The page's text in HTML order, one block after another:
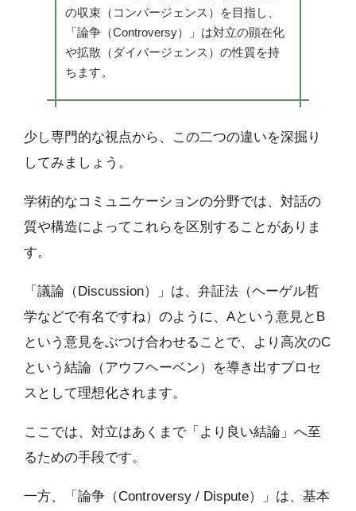
の収束（コンバージェンス）を目指し、
「論争（Controversy）」は対立の顕在化
や拡散（ダイバージェンス）の性質を持
ちます。
少し専門的な視点から、この二つの違いを深掘り
してみましょう。
学術的なコミュニケーションの分野では、対話の
質や構造によってこれらを区別することがありま
す。
「議論（Discussion）」は、弁証法（ヘーゲル哲
学などで有名ですね）のように、Aという意見とB
という意見をぶつけ合わせることで、より高次のC
という結論（アウフヘーベン）を導き出すプロセ
スとして理想化されます。
ここでは、対立はあくまで「より良い結論」へ至
るための手段です。
一方、「論争（Controversy / Dispute）」は、基本